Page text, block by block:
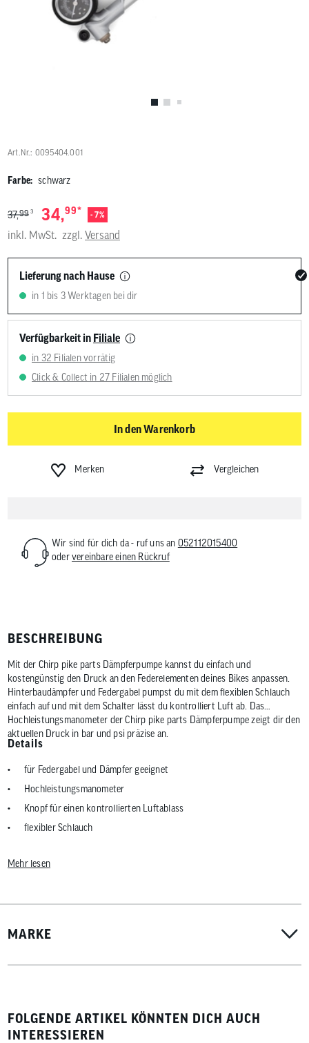
Art.Nr.: 0095404.001
Farbe: schwarz
37,99 3 34,99* - 7%
inkl. MwSt. zzgl. Versand
Lieferung nach Hause
in 1 bis 3 Werktagen bei dir
Verfügbarkeit in Filiale
in 32 Filialen vorrätig
Click & Collect in 27 Filialen möglich
In den Warenkorb
Merken Vergleichen
Wir sind für dich da - ruf uns an 052112015400
odervereinbare einen Rückruf
BESCHREIBUNG
Mit der Chirp pike parts Dämpferpumpe kannst du einfach und
kostengünstig den Druck an den Federelementen deines Bikes anpassen.
Hinterbaudämpfer und Federgabel pumpst du mit dem flexiblen Schlauch
einfach auf und mit dem Schalter lässt du kontrolliert Luft ab. Das
Hochleistungsmanometer der Chirp pike parts Dämpferpumpe zeigt dir den
aktuellen Druck in bar und psi präzise an.
Details
für Federgabel und Dämpfer geeignet
Hochleistungsmanometer
Knopf für einen kontrollierten Luftablass
flexibler Schlauch
Aluminiumkörper
Mehr lesen
MARKE
FOLGENDE ARTIKEL KÖNNTEN DICH AUCH
INTERESSIEREN